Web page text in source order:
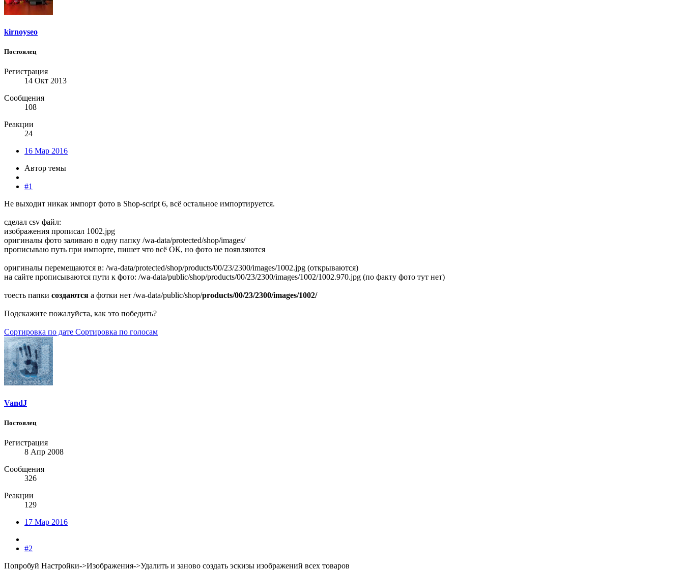
kirnoyseo
Постоялец
Регистрация
14 Окт 2013
Сообщения
108
Реакции
24
16 Мар 2016
Автор темы
#1
Не выходит никак импорт фото в Shop-script 6, всё остальное импортируется.
сделал csv файл:
изображения прописал 1002.jpg
оригиналы фото заливаю в одну папку /wa-data/protected/shop/images/
прописываю путь при импорте, пишет что всё ОК, но фото не появляются
оригиналы перемещаются в: /wa-data/protected/shop/products/00/23/2300/images/1002.jpg (открываются)
на сайте прописываются пути к фото: /wa-data/public/shop/products/00/23/2300/images/1002/1002.970.jpg (по факту фото тут нет)
тоесть папки создаются а фотки нет /wa-data/public/shop/products/00/23/2300/images/1002/
Подскажите пожалуйста, как это победить?
Сортировка по дате Сортировка по голосам
VandJ
Постоялец
Регистрация
8 Апр 2008
Сообщения
326
Реакции
129
17 Мар 2016
#2
Попробуй Настройки->Изображения->Удалить и заново создать эскизы изображений всех товаров